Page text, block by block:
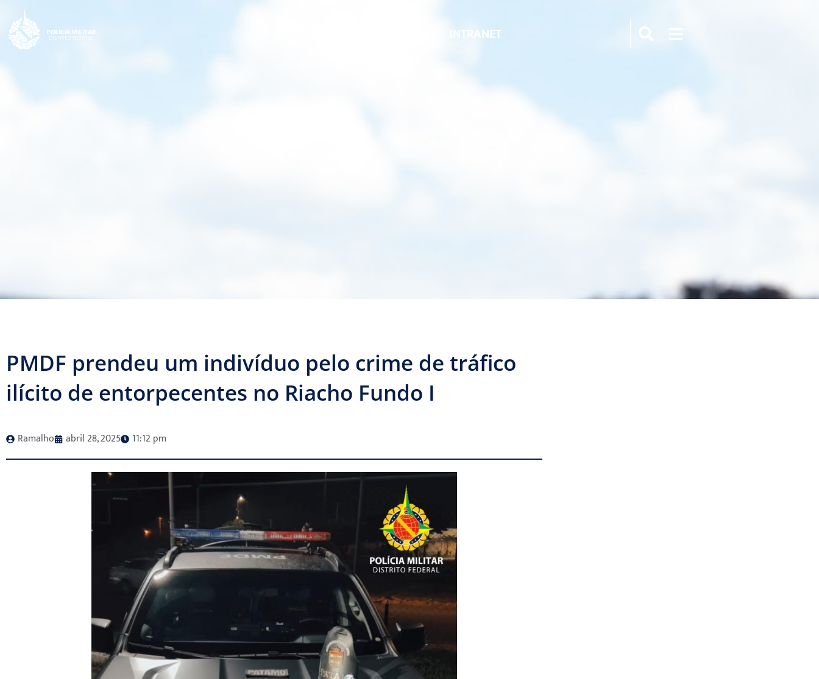
INTRANET
PMDF prendeu um indivíduo pelo crime de tráfico
ilícito de entorpecentes no Riacho Fundo I
Ramalho abril 28, 2025 11:12 pm